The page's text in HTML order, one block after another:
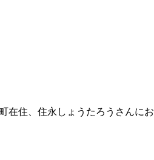
在住、住永しょうたろうさん